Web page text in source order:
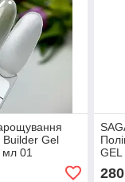
Builder Gel
01
280